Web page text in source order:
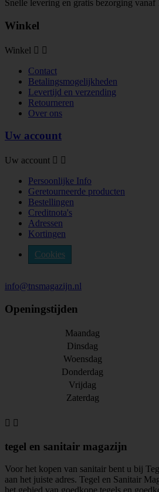
Snelle levering en gratis bezorging vanaf
Winkel
Winkel  
Contact
Betalingsmogelijkheden
Levertijd en verzending
Retourneren
Over ons
Uw account
Uw account  
Persoonlijke Info
Geretourneerde producten
Bestellingen
Creditnota's
Adressen
Kortingen
Cookies
info@tnsmagazijn.nl
Openingstijden
Maandag
Dinsdag
Woensdag
Donderdag
Vrijdag
Zaterdag
 
tegel en sanitair magazijn
Voor het kopen van sanitair bent u bij
aan het juiste adres. Tegel en Sanitair